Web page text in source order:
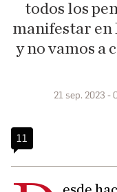
todos los
manifestar en
y no vamos a
21 sep. 2023 -
11